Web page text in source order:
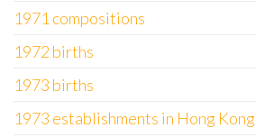
1971 compositions
1972 births
1973 births
1973 establishments in Hong Kong